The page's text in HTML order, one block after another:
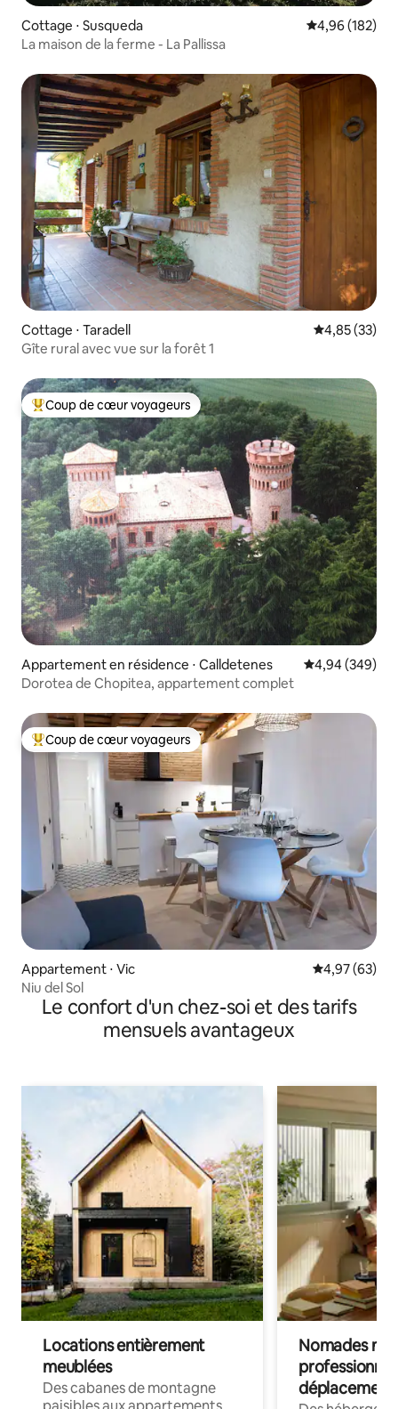
Cottage ⋅ Susqueda Évaluation
4,96 (182)
La maison de la ferme - La Pallissa
Cottage ⋅ Taradell Évaluation
4,85 (33)
Gîte rural avec vue sur la forêt 1
Coups de cœur voyageurs les plus appréciés
Coup de cœur voyageurs
Appartement en résidence ⋅ Calldetenes Évaluation
4,94 (349)
Dorotea de Chopitea, appartement complet
Coups de cœur voyageurs les plus appréciés
Coup de cœur voyageurs
Appartement ⋅ Vic Évaluation
4,97 (63)
Niu del Sol
Le confort d'un chez-soi et des tarifs
mensuels avantageux
Locations entièrement
meublées
Des cabanes de montagne
Nomades
déplacement